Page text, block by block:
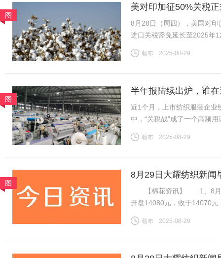
图
美对印加征50%关税
底
8月28日（周四），美国对
进口关税豁免延长至2025
今年最后三个月。 这一
领布 2025-08-29
图
半年报陆续出炉，谁
近1个月，上市纺织服装企业
中，“关税战”成了一个高频
关税战到底影响几何？谁在
领布 2025-08-29
图
8月29日大耀纺织新闻
【棉花资讯】 1、8月28
开盘14080元，收于14070
期国内供应偏紧预期仍在，
领布 2025-08-29